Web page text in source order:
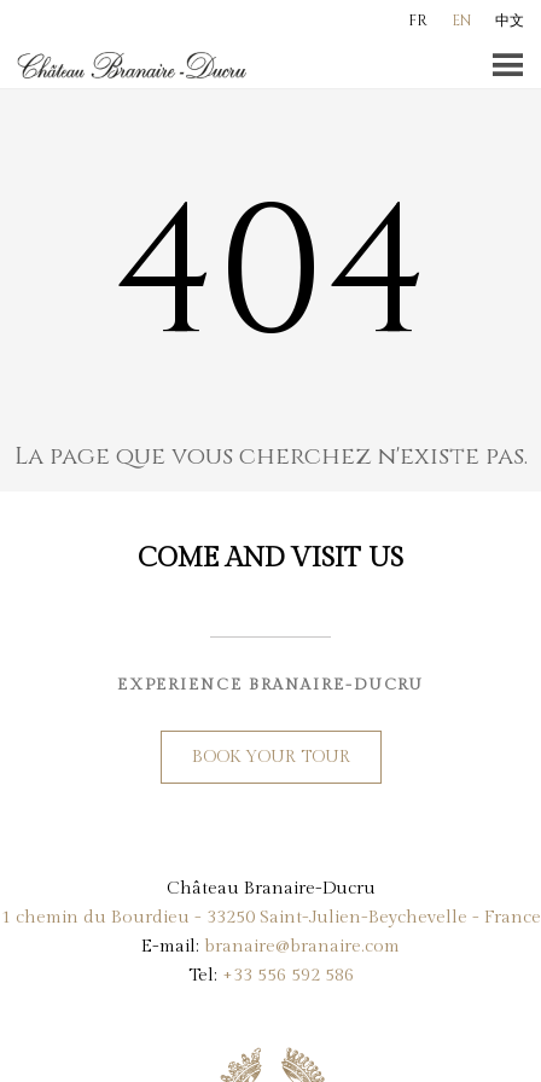
content
FR EN 中文
404
La page que vous cherchez n'existe pas.
COME AND VISIT US
EXPERIENCE BRANAIRE-DUCRU
BOOK YOUR TOUR
Château Branaire-Ducru
1 chemin du Bourdieu - 33250 Saint-Julien-Beychevelle - France
E-mail: branaire@branaire.com
Tel: +33 556 592 586